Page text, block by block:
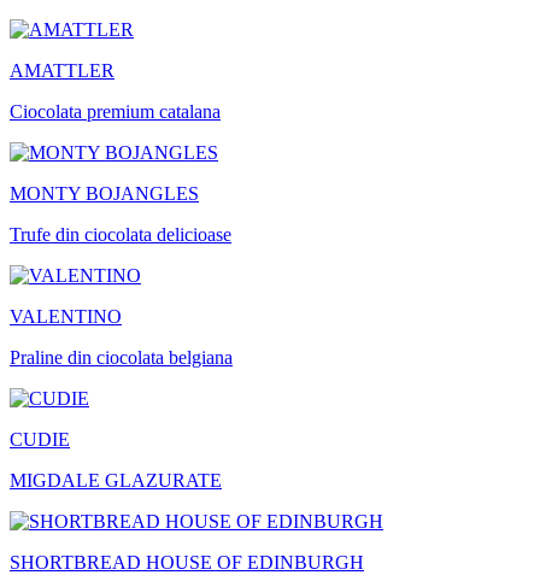
AMATTLER
Ciocolata premium catalana
MONTY BOJANGLES
Trufe din ciocolata delicioase
VALENTINO
Praline din ciocolata belgiana
CUDIE
MIGDALE GLAZURATE
SHORTBREAD HOUSE OF EDINBURGH